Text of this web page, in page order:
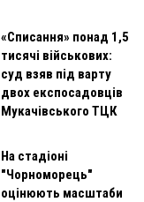
«Списання» понад 1,5
тисячі військових:
суд взяв під варту
двох експосадовців
Мукачівського ТЦК
На стадіоні
"Чорноморець"
оцінюють масштаби